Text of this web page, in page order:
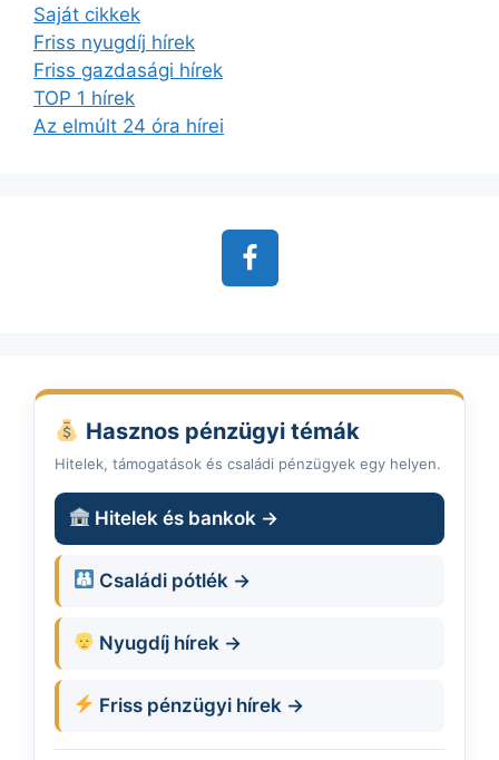
Saját cikkek
Friss nyugdíj hírek
Friss gazdasági hírek
TOP 1 hírek
Az elmúlt 24 óra hírei
Hasznos pénzügyi témák
Hitelek, támogatások és családi pénzügyek egy helyen.
Hitelek és bankok →
Családi pótlék →
Nyugdíj hírek →
Friss pénzügyi hírek →